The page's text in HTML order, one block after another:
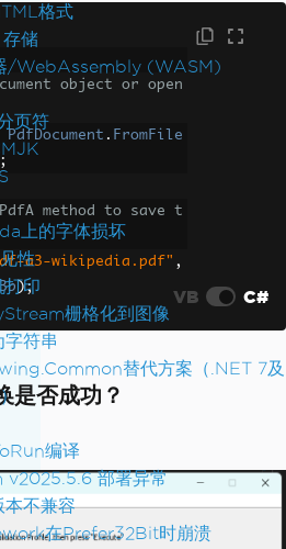
格式
储
/WebAssembly (WASM)
页符
上的字体损坏
性
打印
栅格化到图像
字符串
替代方案（.NET 7及
编译
v2025.5.6 部署异常
不兼容
在Prefer32Bit时崩溃
object or open
PdfDocument . FromFile
method to save t
a3-wikipedia.pdf" ,
); VB C#
是否成功？